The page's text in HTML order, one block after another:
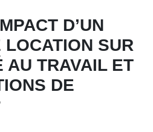
D’UN
SUR
AU TRAVAIL ET
DE